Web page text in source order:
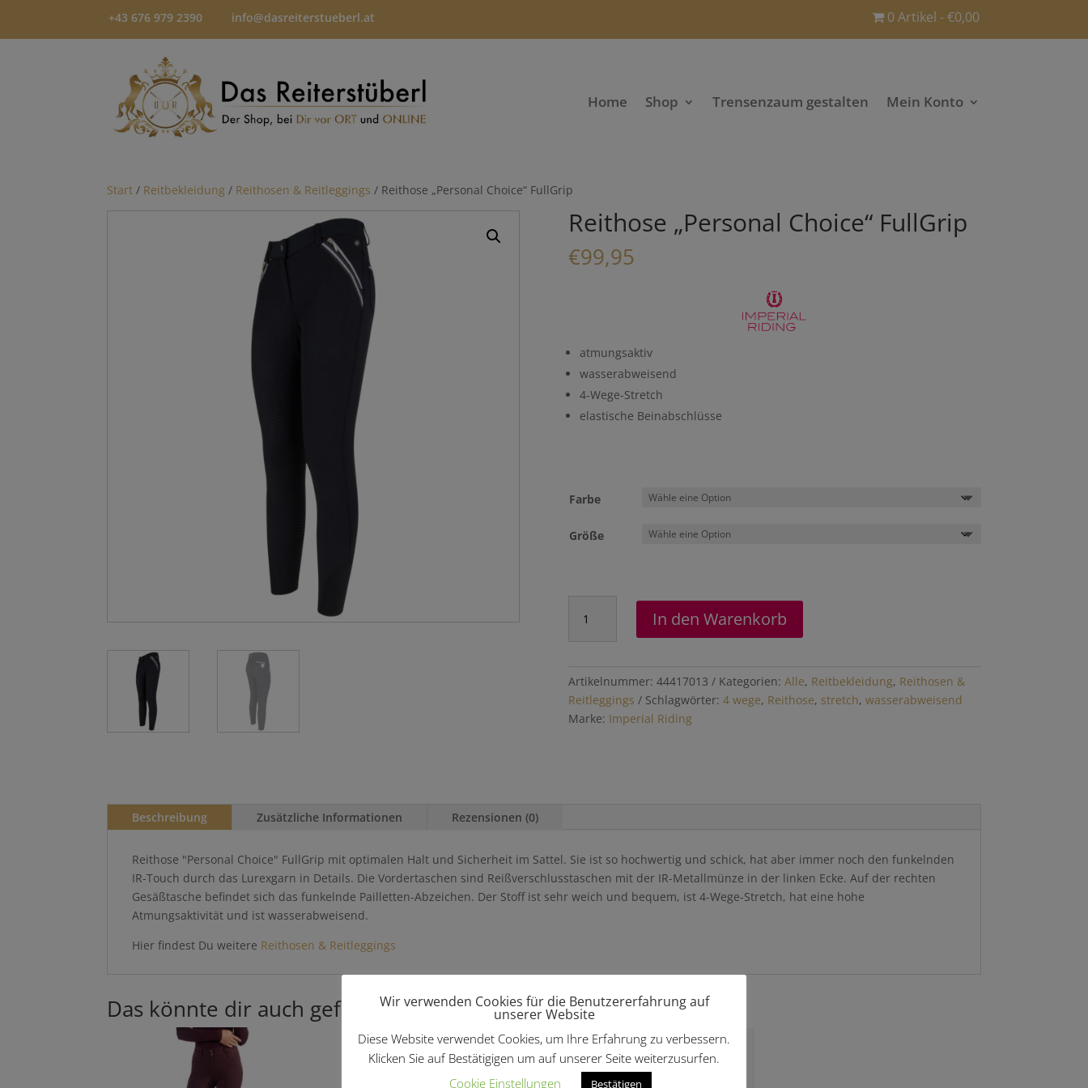
+43 676 979 2390 info@dasreiterstueberl.at 0 Artikel €0,00
Home Shop Trensenzaum gestalten Mein Konto
Start / Reitbekleidung / Reithosen & Reitleggings / Reithose „Personal Choice“ FullGrip
Reithose „Personal Choice“ FullGrip
€99,95
atmungsaktiv
wasserabweisend
4-Wege-Stretch
elastische Beinabschlüsse
Farbe
Größe
"Personal
Menge
In den Warenkorb
Artikelnummer: 44417013 Kategorien: Alle, Reitbekleidung, Reithosen &
Reitleggings
Schlagwörter: 4 wege, Reithose, stretch, wasserabweisend
Marke: Imperial Riding
Beschreibung Zusätzliche Informationen Rezensionen (0)
Reithose "Personal Choice" FullGrip mit optimalen Halt und Sicherheit im Sattel. Sie ist so hochwertig und schick, hat aber immer noch den funkelnden
IR-Touch durch das Lurexgarn in Details. Die Vordertaschen sind Reißverschlusstaschen mit der IR-Metallmünze in der linken Ecke. Auf der rechten
Gesäßtasche befindet sich das funkelnde Pailletten-Abzeichen. Der Stoff ist sehr weich und bequem, ist 4-Wege-Stretch, hat eine hohe
Atmungsaktivität und ist wasserabweisend.
Hier findest Du weitere Reithosen & Reitleggings
Das könnte dir auch gefallen …
Angebot! Angebot!
Wir verwenden Cookies für die Benutzererfahrung auf
unserer Website
Diese Website verwendet Cookies, um Ihre Erfahrung zu verbessern.
Klicken Sie auf Bestätigigen um auf unserer Seite weiterzusurfen.
Cookie Einstellungen
Bestätigen